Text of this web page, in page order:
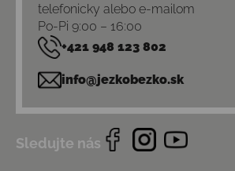
telefonicky alebo e-mailom
Po-Pi 9:00 – 16:00
+421 948 123 802
info@jezkobezko.sk
Sledujte nás